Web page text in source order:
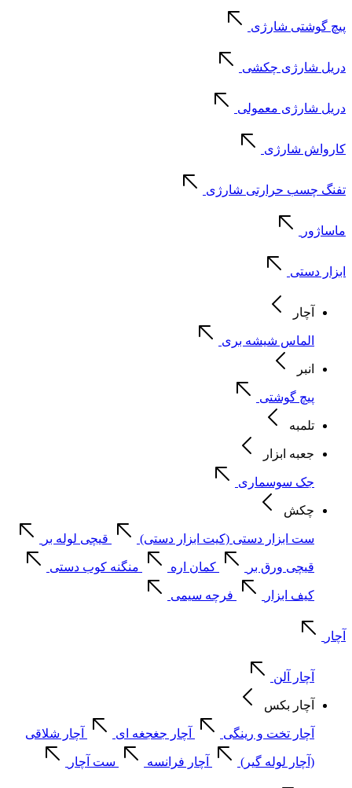
پیچ گوشتی شارژی
دریل شارژی چکشی
دریل شارژی معمولی
کارواش شارژی
تفنگ چسب حرارتی شارژی
ماساژور
ابزار دستی
آچار
الماس شیشه بری
انبر
پیچ گوشتی
تلمبه
جعبه ابزار
جک سوسماری
چکش
ست ابزار دستی (کیت ابزار دستی) قیچی لوله بر
قیچی ورق بر کمان اره منگنه کوب دستی
کیف ابزار فرچه سیمی
آچار
آچار آلن
آچار بکس
آچار تخت و رینگی آچار جغجغه ای آچار شلاقی
(آچار لوله گیر) آچار فرانسه ست آچار